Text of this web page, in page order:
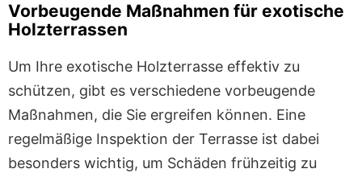
Vorbeugende Maßnahmen für exotische
Holzterrassen
Um Ihre exotische Holzterrasse effektiv zu
schützen, gibt es verschiedene vorbeugende
Maßnahmen, die Sie ergreifen können. Eine
regelmäßige Inspektion der Terrasse ist dabei
besonders wichtig, um Schäden frühzeitig zu